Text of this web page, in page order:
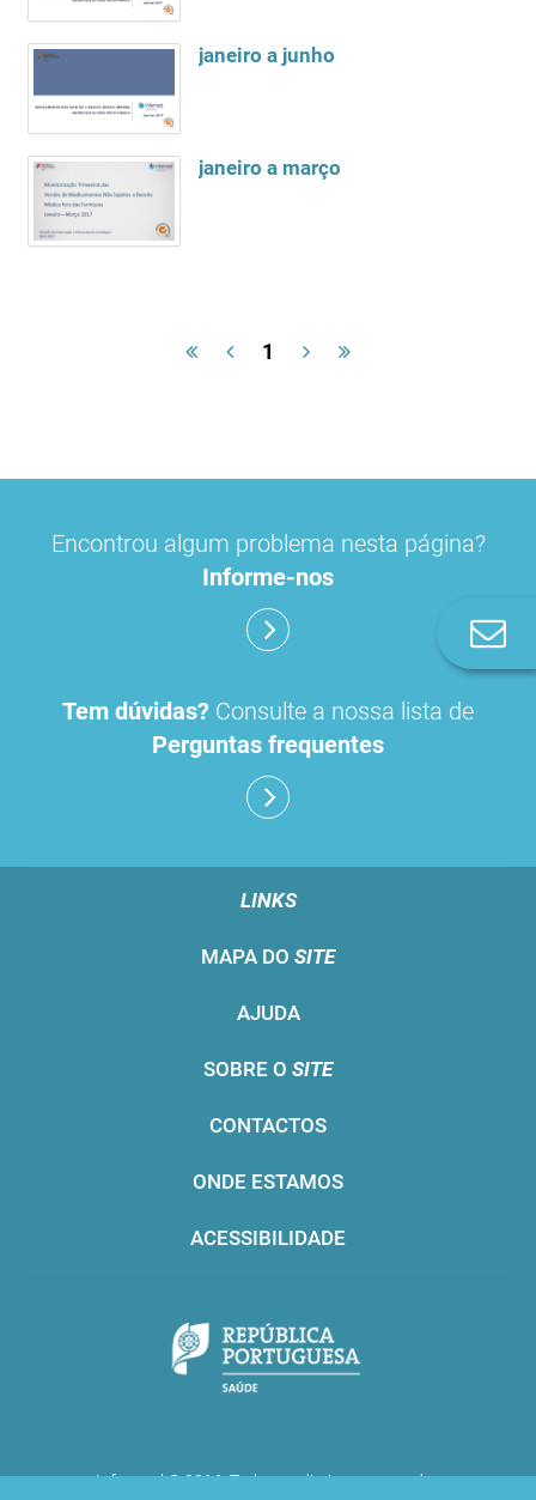
janeiro a junho
janeiro a março
1
Encontrou algum problema nesta página?
Informe-nos
Tem dúvidas? Consulte a nossa lista de
Perguntas frequentes
LINKS
MAPA DO SITE
AJUDA
SOBRE O SITE
CONTACTOS
ONDE ESTAMOS
ACESSIBILIDADE
Infarmed © 2016. Todos os direitos reservados